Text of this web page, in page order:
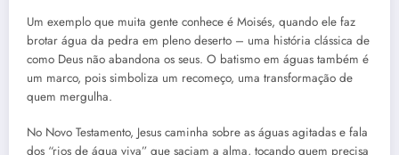
Um exemplo que muita gente conhece é Moisés, quando ele faz
brotar água da pedra em pleno deserto – uma história clássica de
como Deus não abandona os seus. O batismo em águas também é
um marco, pois simboliza um recomeço, uma transformação de
quem mergulha.
No Novo Testamento, Jesus caminha sobre as águas agitadas e fala
dos “rios de água viva” que saciam a alma, tocando quem precisa